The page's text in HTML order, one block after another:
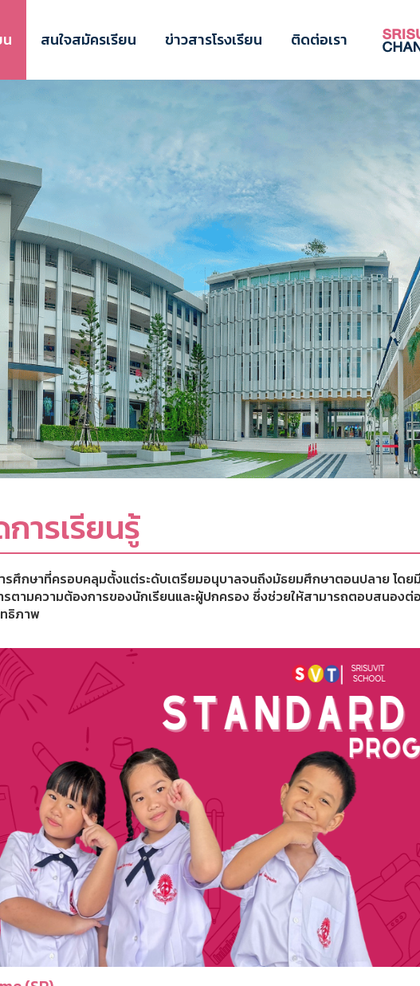
สนใจสมัครเรียน ข่าวสารโรงเรียน ติดต่อเรา
ารเรียนรู้
รศึกษาที่ครอบคลุมตั้งแต่ระดับเตรียมอนุบาลจนถึงมัธยมศึกษาตอนปลาย โดย
รตามความต้องการของนักเรียนและผู้ปกครอง ซึ่งช่วยให้สามารถตอบสนองต่
ธิภาพ